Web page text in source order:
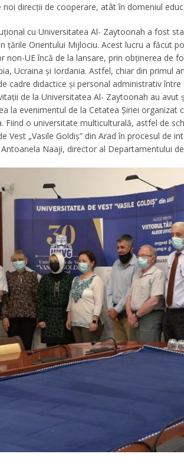
direcții de cooperare, atât în domeniul
cu Universitatea Al- Zaytoonah a fost
țările Orientului Mijlociu. Acest lucru a făcut
non-UE încă de la lansare, prin obținerea de
Ucraina și Iordania. Astfel, chiar din primul
cadre didactice și personal administrativ
de la Universitatea Al- Zaytoonah au avut
la evenimentul de la Cetatea Șiriei organizat
Fiind o universitate multiculturală, astfel de
Vest „Vasile Goldiș” din Arad în procesul de
Naaji, director al Departamentului